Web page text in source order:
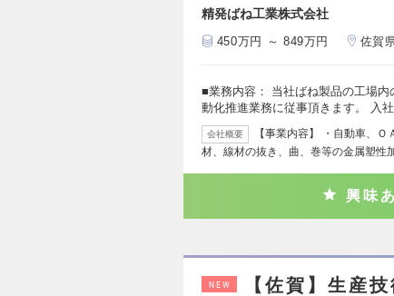
精発ばね工業株式会社
450万円 ～ 849万円 佐賀
■業務内容： 当社ばね製品の工場
動化推進業務に従事頂きます。 入
会社概要
【事業内容】 ・自動車、
材、線材の抜き、曲、巻等の金属塑性
興味
NEW
【佐賀】生産